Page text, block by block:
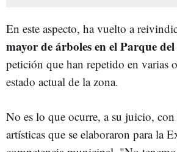
En este aspecto, ha vuelto a
mayor de árboles en el Parque
petición que han repetido en varias
estado actual de la zona.
No es lo que ocurre, a su juicio,
artísticas que se elaboraron para la